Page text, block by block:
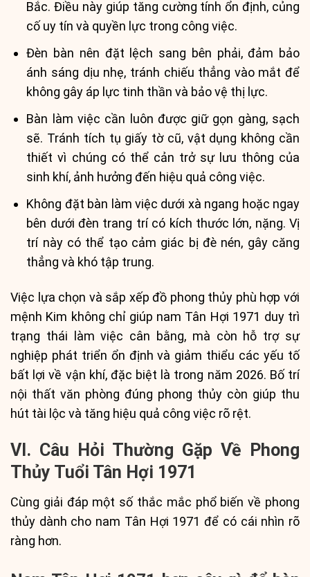
Bắc. Điều này giúp tăng cường tính ổn định, củng
cố uy tín và quyền lực trong công việc.
Đèn bàn nên đặt lệch sang bên phải, đảm bảo
ánh sáng dịu nhẹ, tránh chiếu thẳng vào mắt để
không gây áp lực tinh thần và bảo vệ thị lực.
Bàn làm việc cần luôn được giữ gọn gàng, sạch
sẽ. Tránh tích tụ giấy tờ cũ, vật dụng không cần
thiết vì chúng có thể cản trở sự lưu thông của
sinh khí, ảnh hưởng đến hiệu quả công việc.
Không đặt bàn làm việc dưới xà ngang hoặc ngay
bên dưới đèn trang trí có kích thước lớn, nặng. Vị
trí này có thể tạo cảm giác bị đè nén, gây căng
thẳng và khó tập trung.
Việc lựa chọn và sắp xếp đồ phong thủy phù hợp với
mệnh Kim không chỉ giúp nam Tân Hợi 1971 duy trì
trạng thái làm việc cân bằng, mà còn hỗ trợ sự
nghiệp phát triển ổn định và giảm thiểu các yếu tố
bất lợi về vận khí, đặc biệt là trong năm 2026. Bố trí
nội thất văn phòng đúng phong thủy còn giúp thu
hút tài lộc và tăng hiệu quả công việc rõ rệt.
VI. Câu Hỏi Thường Gặp Về Phong
Thủy Tuổi Tân Hợi 1971
Cùng giải đáp một số thắc mắc phổ biến về phong
thủy dành cho nam Tân Hợi 1971 để có cái nhìn rõ
ràng hơn.